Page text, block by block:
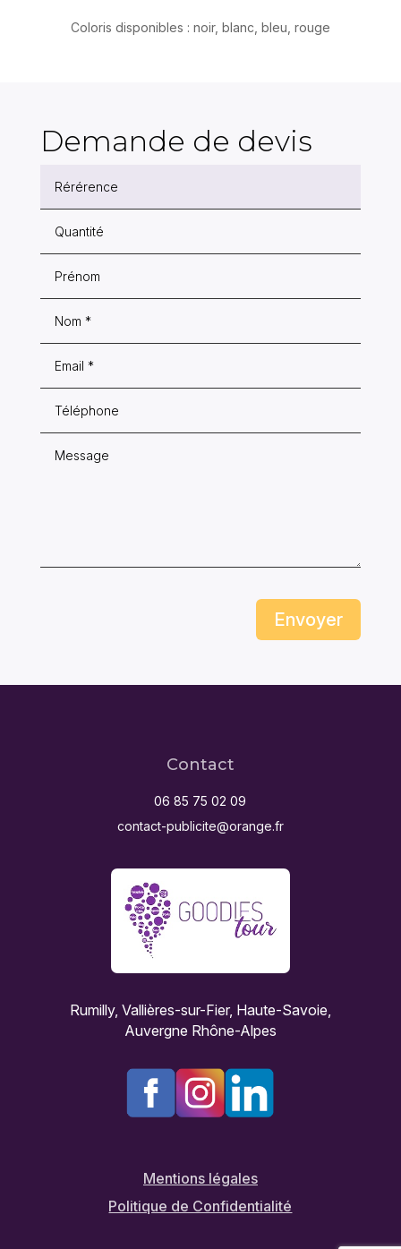
Coloris disponibles : noir, blanc, bleu, rouge
Demande de devis
Envoyer
Contact
06 85 75 02 09
contact-publicite@orange.fr
Rumilly, Vallières-sur-Fier, Haute-Savoie,
Auvergne Rhône-Alpes
Mentions légales
Politique de Confidentialité